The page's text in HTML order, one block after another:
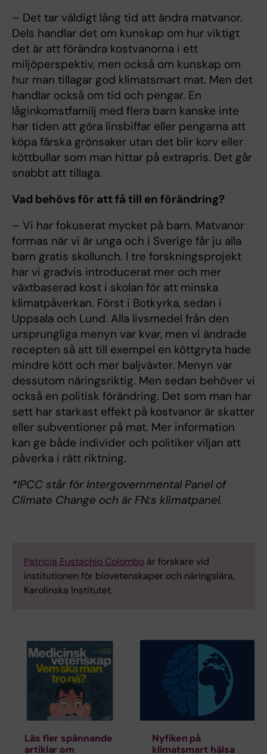
– Det tar väldigt lång tid att ändra matvanor.
Dels handlar det om kunskap om hur viktigt
det är att förändra kostvanorna i ett
miljöperspektiv, men också om kunskap om
hur man tillagar god klimatsmart mat. Men det
handlar också om tid och pengar. En
låginkomstfamilj med flera barn kanske inte
har tiden att göra linsbiffar eller pengarna att
köpa färska grönsaker utan det blir korv eller
köttbullar som man hittar på extrapris. Det går
snabbt att tillaga.
Vad behövs för att få till en förändring?
– Vi har fokuserat mycket på barn. Matvanor
formas när vi är unga och i Sverige får ju alla
barn gratis skollunch. I tre forskningsprojekt
har vi gradvis introducerat mer och mer
växtbaserad kost i skolan för att minska
klimatpåverkan. Först i Botkyrka, sedan i
Uppsala och Lund. Alla livsmedel från den
ursprungliga menyn var kvar, men vi ändrade
recepten så att till exempel en köttgryta hade
mindre kött och mer baljväxter. Menyn var
dessutom näringsriktig. Men sedan behöver vi
också en politisk förändring. Det som man har
sett har starkast effekt på kostvanor är skatter
eller subventioner på mat. Mer information
kan ge både individer och politiker viljan att
påverka i rätt riktning.
*IPCC står för Intergovernmental Panel of
Climate Change och är FN:s klimatpanel.
Patricia Eustachio Colombo är forskare vid
institutionen för biovetenskaper och näringslära,
Karolinska Institutet.
Läs fler spännande
artiklar om
Nyfiken på
klimatsmart hälsa